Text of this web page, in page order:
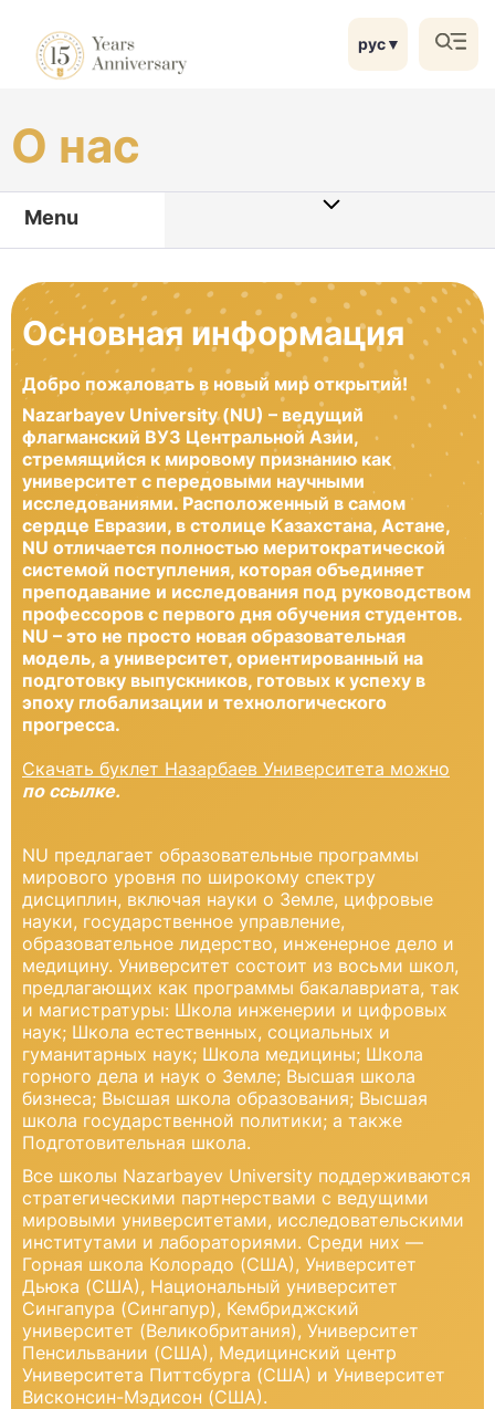
рус▼
О нас
Menu
Основная информация
Добро пожаловать в новый мир открытий!
Nazarbayev University (NU) – ведущий
флагманский ВУЗ Центральной Азии,
стремящийся к мировому признанию как
университет с передовыми научными
исследованиями. Расположенный в самом
сердце Евразии, в столице Казахстана, Астане,
NU отличается полностью меритократической
системой поступления, которая объединяет
преподавание и исследования под руководством
профессоров с первого дня обучения студентов.
NU – это не просто новая образовательная
модель, а университет, ориентированный на
подготовку выпускников, готовых к успеху в
эпоху глобализации и технологического
прогресса.
Скачать буклет Назарбаев Университета можно
по ссылке.
NU предлагает образовательные программы
мирового уровня по широкому спектру
дисциплин, включая науки о Земле, цифровые
науки, государственное управление,
образовательное лидерство, инженерное дело и
медицину. Университет состоит из восьми школ,
предлагающих как программы бакалавриата, так
и магистратуры: Школа инженерии и цифровых
наук; Школа естественных, социальных и
гуманитарных наук; Школа медицины; Школа
горного дела и наук о Земле; Высшая школа
бизнеса; Высшая школа образования; Высшая
школа государственной политики; а также
Подготовительная школа.
Все школы Nazarbayev University поддерживаются
стратегическими партнерствами с ведущими
мировыми университетами, исследовательскими
институтами и лабораториями. Среди них —
Горная школа Колорадо (США), Университет
Дьюка (США), Национальный университет
Сингапура (Сингапур), Кембриджский
университет (Великобритания), Университет
Пенсильвании (США), Медицинский центр
Университета Питтсбурга (США) и Университет
Висконсин-Мэдисон (США).